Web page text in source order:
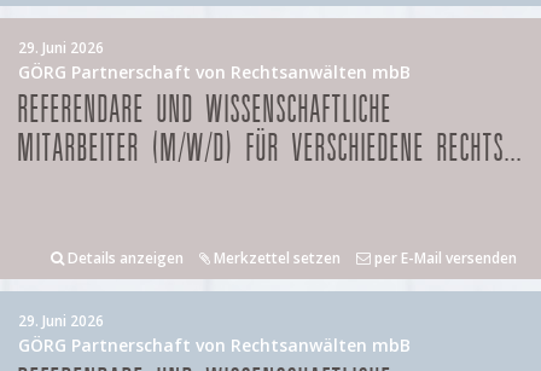
29. Juni 2026
GÖRG Partnerschaft von Rechtsanwälten mbB
REFERENDARE UND WISSENSCHAFTLICHE
MITARBEITER (M/W/D) FÜR VERSCHIEDENE RECHTS...
Details anzeigen Merkzettel setzen per E-Mail versenden
29. Juni 2026
GÖRG Partnerschaft von Rechtsanwälten mbB